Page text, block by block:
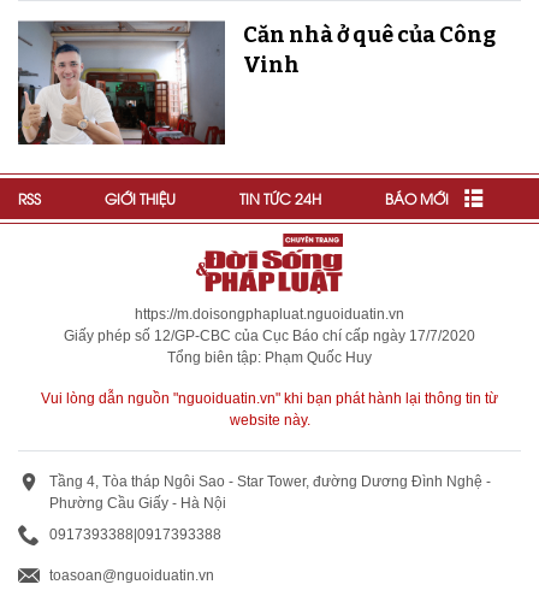
Căn nhà ở quê của Công
Vinh
RSS GIỚI THIỆU TIN TỨC 24H BÁO MỚI
https://m.doisongphapluat.nguoiduatin.vn
Giấy phép số 12/GP-CBC của Cục Báo chí cấp ngày 17/7/2020
Tổng biên tập: Phạm Quốc Huy
Vui lòng dẫn nguồn "nguoiduatin.vn" khi bạn phát hành lại thông tin từ
website này.
Tầng 4, Tòa tháp Ngôi Sao - Star Tower, đường Dương Đình Nghệ -
Phường Cầu Giấy - Hà Nội
0917393388 0917393388
toasoan@nguoiduatin.vn